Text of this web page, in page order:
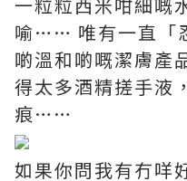
喻…… 唯有一直「
啲溫和啲嘅潔膚產
得太多酒精搓手液
痕……
如果你問我有冇咩